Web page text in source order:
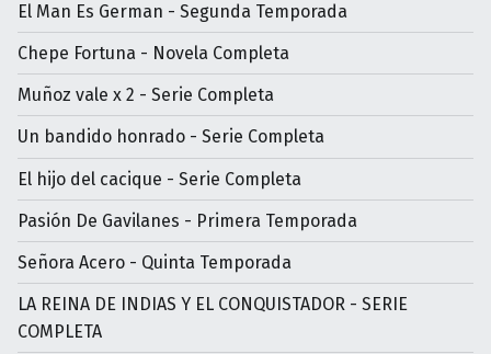
El Man Es German - Segunda Temporada
Chepe Fortuna - Novela Completa
Muñoz vale x 2 - Serie Completa
Un bandido honrado - Serie Completa
El hijo del cacique - Serie Completa
Pasión De Gavilanes - Primera Temporada
Señora Acero - Quinta Temporada
LA REINA DE INDIAS Y EL CONQUISTADOR - SERIE
COMPLETA